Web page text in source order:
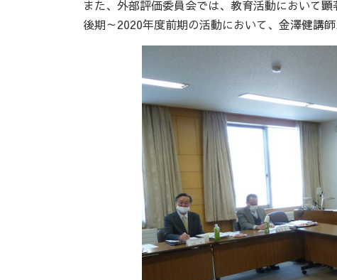
また、外部評価委員会では、教育活動において
後期～2020年度前期の活動において、金澤健講師